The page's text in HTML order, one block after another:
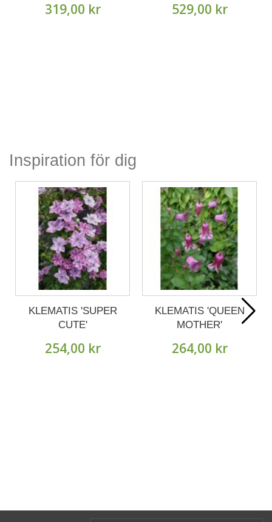
319,00 kr 529,00 kr
Inspiration för dig
KLEMATIS 'SUPER
CUTE'
254,00 kr
KLEMATIS 'QUEEN
MOTHER'
264,00 kr